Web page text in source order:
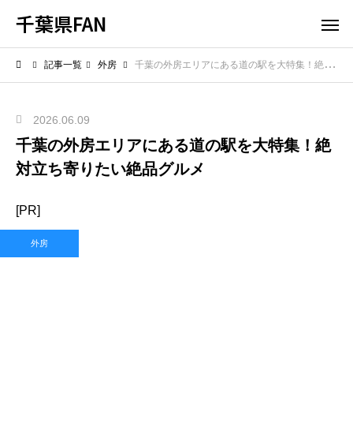
千葉県FAN
記事一覧 外房 千葉の外房エリアにある道の駅を大特集！絶対立ち寄りたい絶品グルメ
2026.06.09
千葉の外房エリアにある道の駅を大特集！絶
対立ち寄りたい絶品グルメ
[PR]
外房